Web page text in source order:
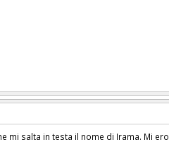
mi salta in testa il nome di Irama. Mi ero